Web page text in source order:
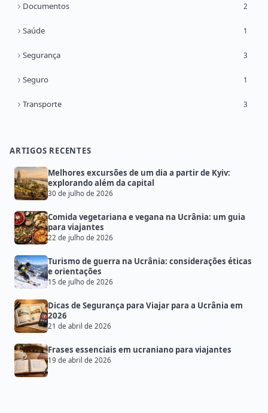
Documentos 2
Saúde 1
Segurança 3
Seguro 1
Transporte 3
ARTIGOS RECENTES
Melhores excursões de um dia a partir de Kyiv:
explorando além da capital
30 de julho de 2026
Comida vegetariana e vegana na Ucrânia: um guia
para viajantes
22 de julho de 2026
Turismo de guerra na Ucrânia: considerações éticas
e orientações
15 de julho de 2026
Dicas de Segurança para Viajar para a Ucrânia em
2026
21 de abril de 2026
Frases essenciais em ucraniano para viajantes
19 de abril de 2026